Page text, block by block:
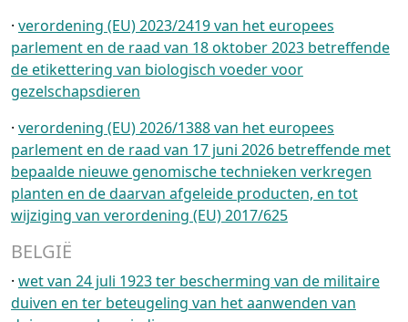
· verordening (EU) 2023/2419 van het europees
parlement en de raad van 18 oktober 2023 betreffende
de etikettering van biologisch voeder voor
gezelschapsdieren
· verordening (EU) 2026/1388 van het europees
parlement en de raad van 17 juni 2026 betreffende met
bepaalde nieuwe genomische technieken verkregen
planten en de daarvan afgeleide producten, en tot
wijziging van verordening (EU) 2017/625
BELGIË
· wet van 24 juli 1923 ter bescherming van de militaire
duiven en ter beteugeling van het aanwenden van